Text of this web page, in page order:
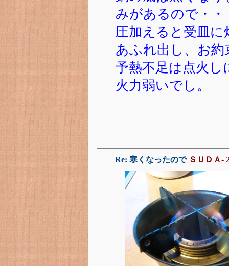
みがあるので・・
圧加えると受皿
あふれ出し、お約
予熱不足は点火し
火力弱いでし。
Re: 寒くなったので ＳＵＤＡ-